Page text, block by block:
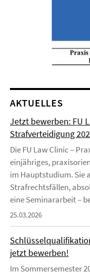
AKTUELLES
Jetzt bewerben: FU
Strafverteidigung
Die FU Law Clinic –
einjähriges,
im Hauptstudium. Sie
Strafrechtsfällen,
eine Seminararbeit –
25.03.2026
jetzt bewerben!
Im Sommersemester